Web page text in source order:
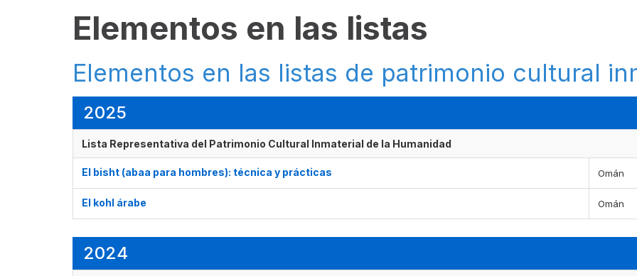
Elementos en las listas
Elementos en las listas de patrimonio cultural
2025
Lista Representativa del Patrimonio Cultural Inmaterial de la Humanidad
El bisht (abaa para hombres): técnica y prácticas Omán
El kohl árabe Omán
2024